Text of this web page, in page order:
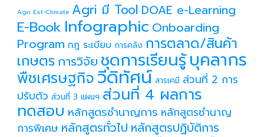
Agri Ext-Climate Agri มี Tool DOAE e-Learning
E-Book Infographic Onboarding
Program กฎ ระเบียบ การคลัง การตลาด/สินค้า
เกษตร การวิจัย ชุดการเรียนรู้บุคลากร
พืชเศรษฐกิจวีดิทัศน์ สารเคมี ส่วนที่ 2 การ
ปรับตัว ส่วนที่ 3 แผนฯ ส่วนที่ 4 ผลการ
ทดสอบ หลักสูตรชำนาญการ หลักสูตรชำนาญ
การพิเศษ หลักสูตรทั่วไป หลักสูตรปฏิบัติการ